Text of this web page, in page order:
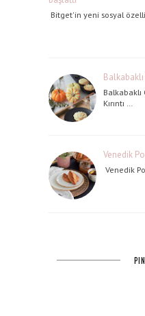
Bitget'in yeni sosyal
Kırıntı …
Venedik
Venedik